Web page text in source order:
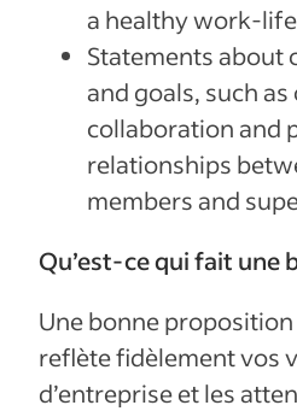
a healthy work-
Statements about
and goals, such
collaboration and
relationships
members and
Qu’est-ce qui fait une
Une bonne
reflète fidèlement vos
d’entreprise et les